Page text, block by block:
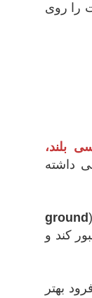
را روی
بلند،
داشته
ground
کند و
بهتر